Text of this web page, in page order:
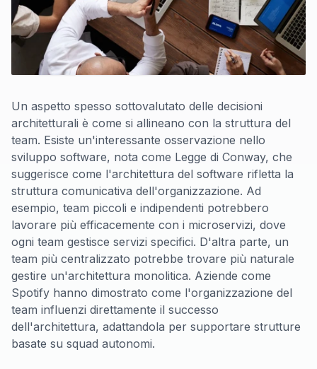
Un aspetto spesso sottovalutato delle decisioni
architetturali è come si allineano con la struttura del
team. Esiste un'interessante osservazione nello
sviluppo software, nota come Legge di Conway, che
suggerisce come l'architettura del software rifletta la
struttura comunicativa dell'organizzazione. Ad
esempio, team piccoli e indipendenti potrebbero
lavorare più efficacemente con i microservizi, dove
ogni team gestisce servizi specifici. D'altra parte, un
team più centralizzato potrebbe trovare più naturale
gestire un'architettura monolitica. Aziende come
Spotify hanno dimostrato come l'organizzazione del
team influenzi direttamente il successo
dell'architettura, adattandola per supportare strutture
basate su squad autonomi.